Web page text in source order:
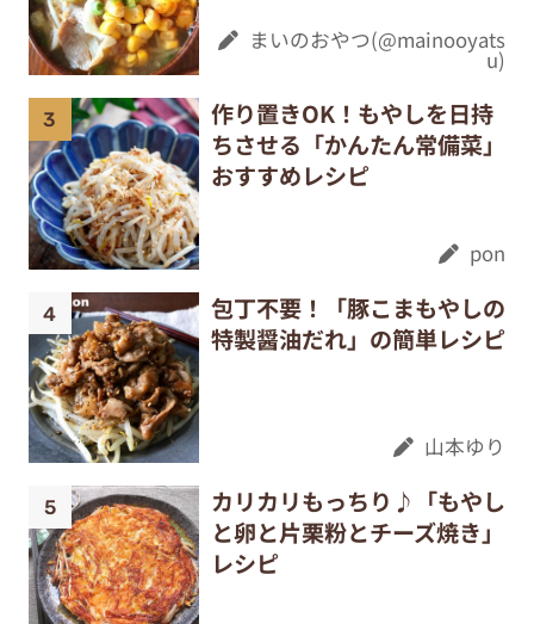
まいのおやつ(@mainooyats
u)
作り置きOK！もやしを日持
ちさせる「かんたん常備菜」
おすすめレシピ
pon
包丁不要！「豚こまもやしの
特製醤油だれ」の簡単レシピ
山本ゆり
カリカリもっちり♪「もやし
と卵と片栗粉とチーズ焼き」
レシピ